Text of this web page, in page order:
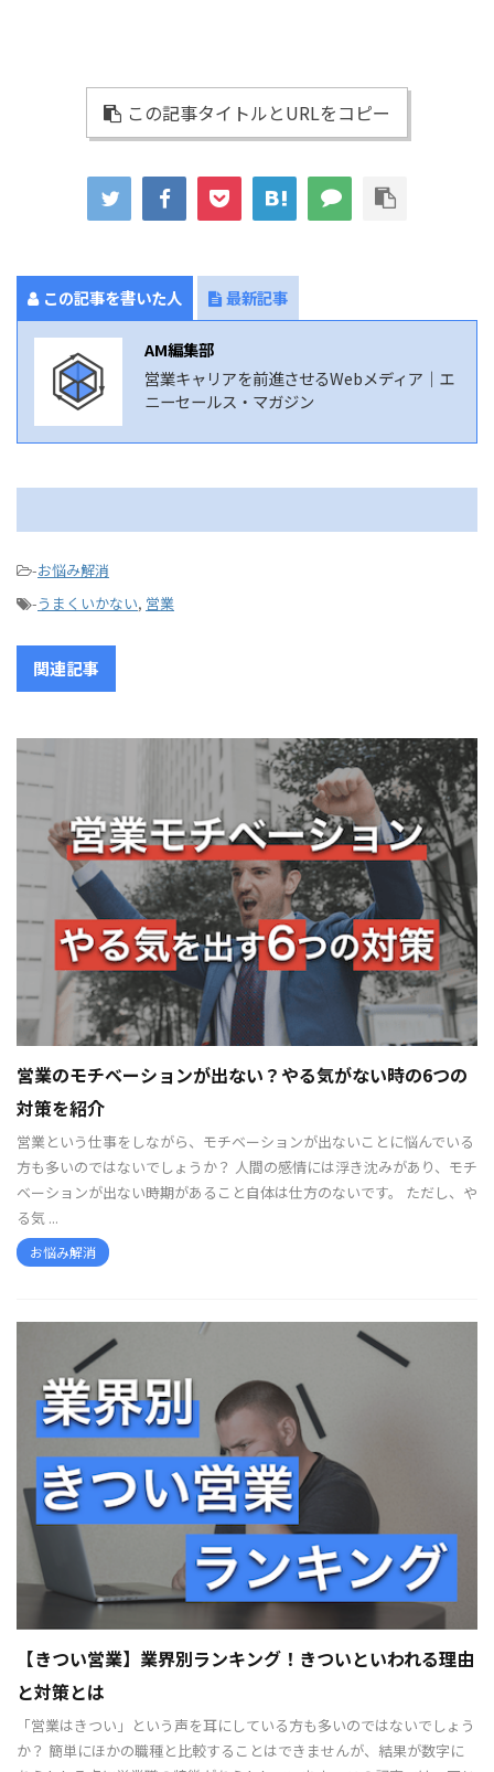
この記事タイトルとURLをコピー
この記事を書いた人 最新記事
AM編集部
営業キャリアを前進させるWebメディア｜エ
ニーセールス・マガジン
-お悩み解消
-うまくいかない, 営業
関連記事
営業のモチベーションが出ない？やる気がない時の6つの
対策を紹介
営業という仕事をしながら、モチベーションが出ないことに悩んでいる
方も多いのではないでしょうか？ 人間の感情には浮き沈みがあり、モチ
ベーションが出ない時期があること自体は仕方のないです。 ただし、や
る気 ...
お悩み解消
【きつい営業】業界別ランキング！きついといわれる理由
と対策とは
「営業はきつい」という声を耳にしている方も多いのではないでしょう
か？ 簡単にほかの職種と比較することはできませんが、結果が数字に